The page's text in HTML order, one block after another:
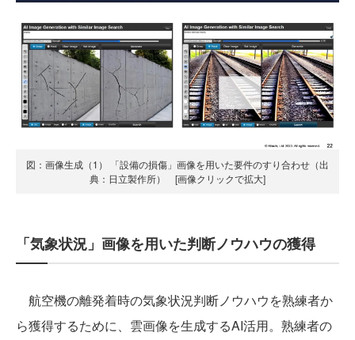
図：画像生成（1） 「設備の損傷」画像を用いた要件のすり合わせ（出
典：日立製作所） [画像クリックで拡大]
「気象状況」画像を用いた判断ノウハウの獲得
航空機の離発着時の気象状況判断ノウハウを熟練者か
ら獲得するために、雲画像を生成するAI活用。熟練者の